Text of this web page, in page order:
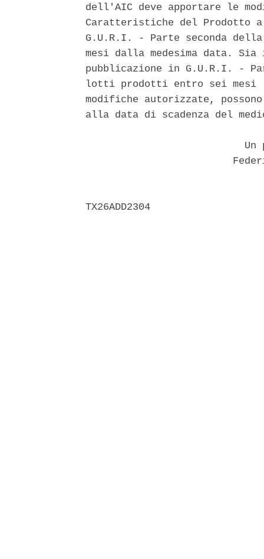
dell'AIC deve apportare le
Caratteristiche del Prodotto
G.U.R.I. - Parte seconda
mesi dalla medesima
pubblicazione in G.U.R.I. -
lotti prodotti entro sei
modifiche autorizzate,
alla data di scadenza del
Un